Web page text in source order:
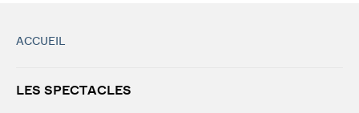
ACCUEIL
LES SPECTACLES